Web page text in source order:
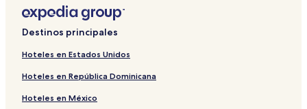
Hoteles 4 estrellas en Agadir
Hoteles 5 estrellas en Agadir
Hoteles cerca de Sinagoga de Agadir
Hoteles con estacionamiento en Aqesri
Hoteles cerca de Poste de Police
Destinos principales
Hoteles en Estados Unidos
Hoteles en República Dominicana
Hoteles en México